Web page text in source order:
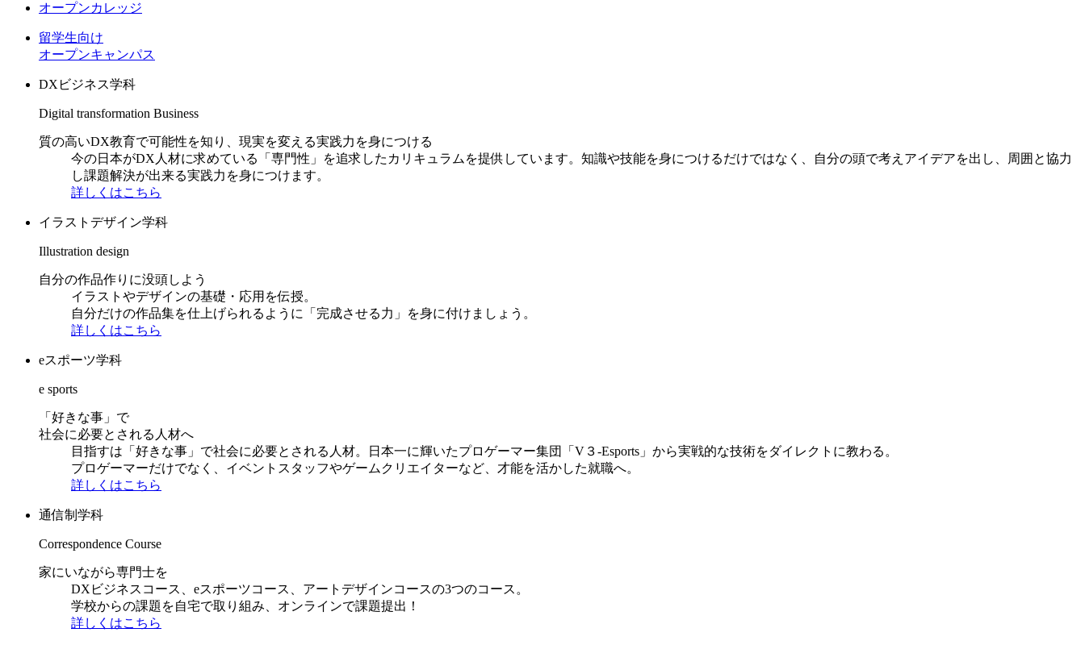
オープンカレッジ
留学生向け
オープンキャンパス
DXビジネス学科
Digital transformation Business
質の高いDX教育で可能性を知り、現実を変える実践力を身につける
今の日本がDX人材に求めている「専門性」を追求したカリキュラムを提供しています。知識や技能を身につけるだけではなく、自分の頭で考えアイデアを出し、周囲と協力
し課題解決が出来る実践力を身につけます。
詳しくはこちら
イラストデザイン学科
Illustration design
自分の作品作りに没頭しよう
イラストやデザインの基礎・応用を伝授。
自分だけの作品集を仕上げられるように「完成させる力」を身に付けましょう。
詳しくはこちら
eスポーツ学科
e sports
「好きな事」で
社会に必要とされる人材へ
目指すは「好きな事」で社会に必要とされる人材。日本一に輝いたプロゲーマー集団「V３-Esports」から実戦的な技術をダイレクトに教わる。
プロゲーマーだけでなく、イベントスタッフやゲームクリエイターなど、才能を活かした就職へ。
詳しくはこちら
通信制学科
Correspondence Course
家にいながら専門士を
DXビジネスコース、eスポーツコース、アートデザインコースの3つのコース。
学校からの課題を自宅で取り組み、オンラインで課題提出！
詳しくはこちら